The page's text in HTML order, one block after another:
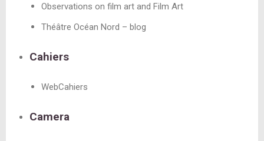
Observations on film art and Film Art
Théâtre Océan Nord – blog
Cahiers
WebCahiers
Camera